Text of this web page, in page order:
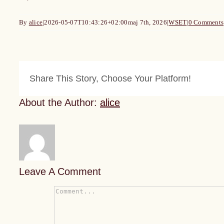
By alice|2026-05-07T10:43:26+02:00maj 7th, 2026|WSET|0 Comments
Share This Story, Choose Your Platform!
About the Author: alice
Leave A Comment